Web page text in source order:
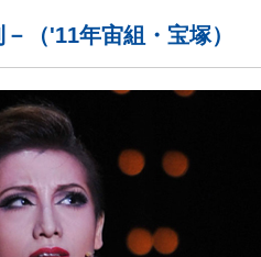
（'11年宙組・宝塚）